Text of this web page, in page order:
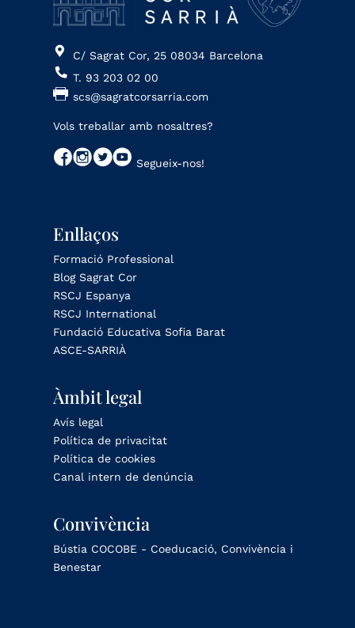
C/ Sagrat Cor, 25 08034 Barcelona
T. 93 203 02 00
scs@sagratcorsarria.com
Vols treballar amb nosaltres?
Segueix-nos!
Enllaços
Formació Professional
Blog Sagrat Cor
RSCJ Espanya
RSCJ International
Fundació Educativa Sofia Barat
ASCE-SARRIÀ
Àmbit legal
Avís legal
Política de privacitat
Política de cookies
Canal intern de denúncia
Convivència
Bústia COCOBE - Coeducació, Convivència i
Benestar